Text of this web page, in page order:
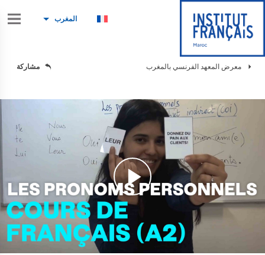
المغرب
معرض المعهد الفرنسي بالمغرب مشاركة